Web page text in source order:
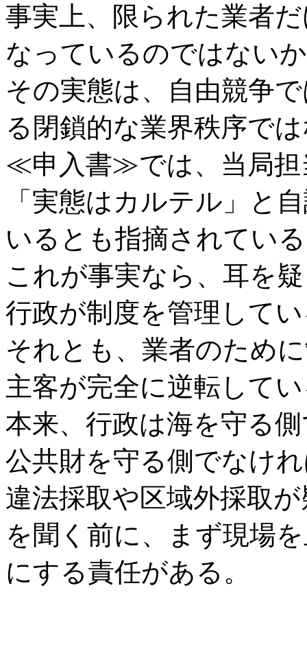
事実上、限られた業者
なっているのではない
その実態は、自由競争
る閉鎖的な業界秩序で
≪申入書≫では、当局担
「実態はカルテル」と
いるとも指摘されてい
これが事実なら、耳を
行政が制度を管理して
それとも、業者のため
主客が完全に逆転して
本来、行政は海を守る
公共財を守る側でなけ
違法採取や区域外採取
を聞く前に、まず現場
にする責任がある。